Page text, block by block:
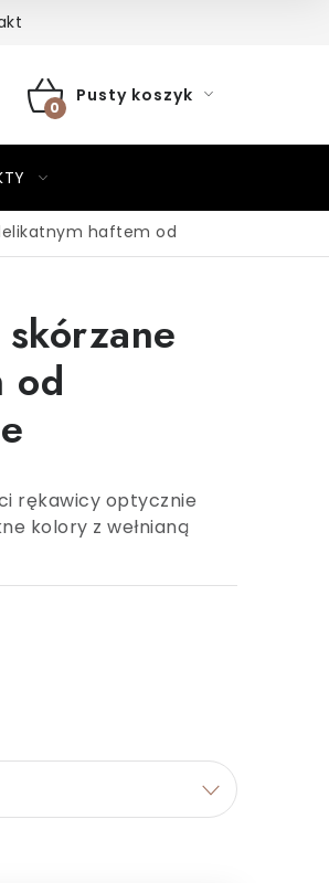
KOSZYK
Pusty koszyk
haftem od
od
rękawicy optycznie
kolory z wełnianą